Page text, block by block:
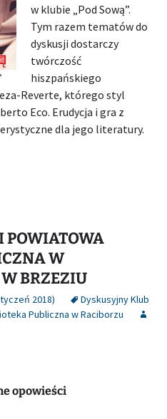
w klubie „Pod Sową”.
Tym razem tematów do
dyskusji dostarczy
twórczość
hiszpańskiego
Reverte, którego styl
Eco. Erudycja i gra z
dla jego literatury.
I POWIATOWA BIBLIOTEKA
POWIATOWA
W
BRZEZIU
2018)
Dyskusyjny Klub
Publiczna w Raciborzu
opowieści